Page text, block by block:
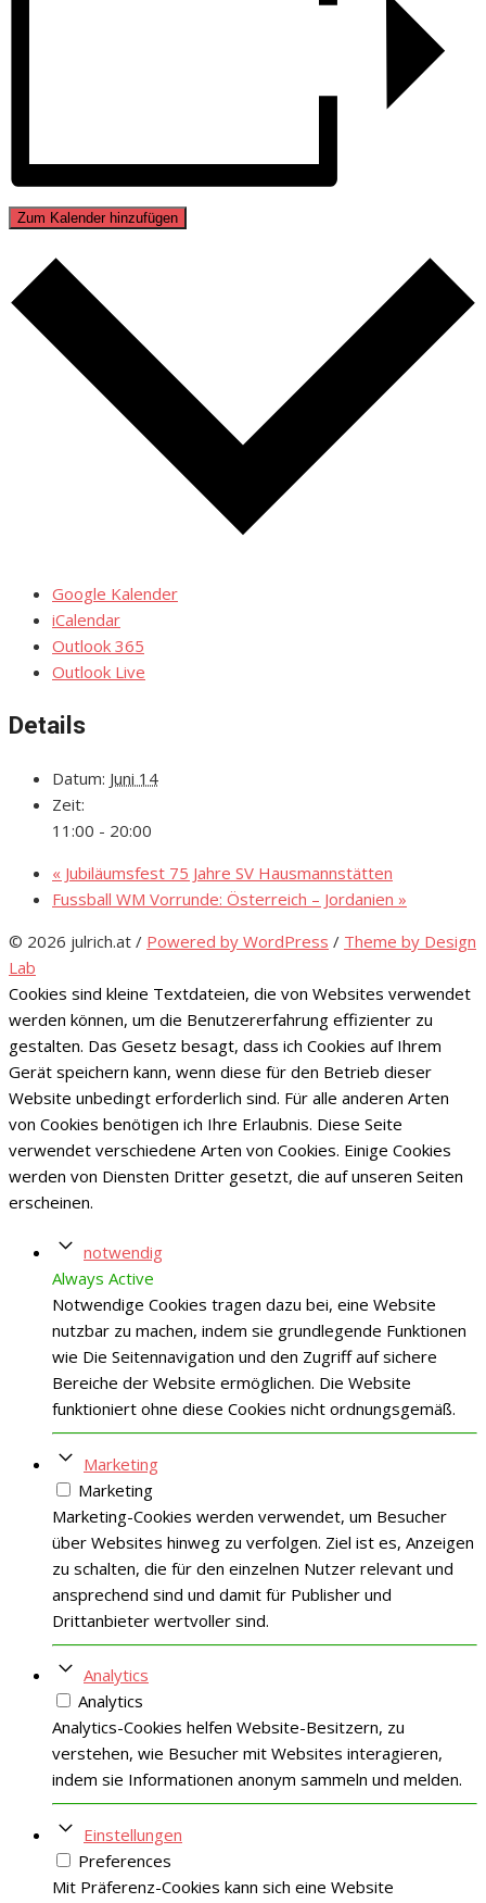
Zum Kalender hinzufügen
Google Kalender
iCalendar
Outlook 365
Outlook Live
Details
Datum: Juni 14
Zeit:
11:00 - 20:00
« Jubiläumsfest 75 Jahre SV Hausmannstätten
Fussball WM Vorrunde: Österreich – Jordanien »
© 2026 julrich.at / Powered by WordPress / Theme by Design
Lab
Cookies sind kleine Textdateien, die von Websites verwendet
werden können, um die Benutzererfahrung effizienter zu
gestalten. Das Gesetz besagt, dass ich Cookies auf Ihrem
Gerät speichern kann, wenn diese für den Betrieb dieser
Website unbedingt erforderlich sind. Für alle anderen Arten
von Cookies benötigen ich Ihre Erlaubnis. Diese Seite
verwendet verschiedene Arten von Cookies. Einige Cookies
werden von Diensten Dritter gesetzt, die auf unseren Seiten
erscheinen.
notwendig
Always Active
Notwendige Cookies tragen dazu bei, eine Website
nutzbar zu machen, indem sie grundlegende Funktionen
wie Die Seitennavigation und den Zugriff auf sichere
Bereiche der Website ermöglichen. Die Website
funktioniert ohne diese Cookies nicht ordnungsgemäß.
Marketing
Marketing
Marketing-Cookies werden verwendet, um Besucher
über Websites hinweg zu verfolgen. Ziel ist es, Anzeigen
zu schalten, die für den einzelnen Nutzer relevant und
ansprechend sind und damit für Publisher und
Drittanbieter wertvoller sind.
Analytics
Analytics
Analytics-Cookies helfen Website-Besitzern, zu
verstehen, wie Besucher mit Websites interagieren,
indem sie Informationen anonym sammeln und melden.
Einstellungen
Preferences
Mit Präferenz-Cookies kann sich eine Website